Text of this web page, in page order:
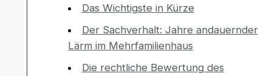
Das Wichtigste in Kürze
Der Sachverhalt: Jahre andauernder
Lärm im Mehrfamilienhaus
Die rechtliche Bewertung des